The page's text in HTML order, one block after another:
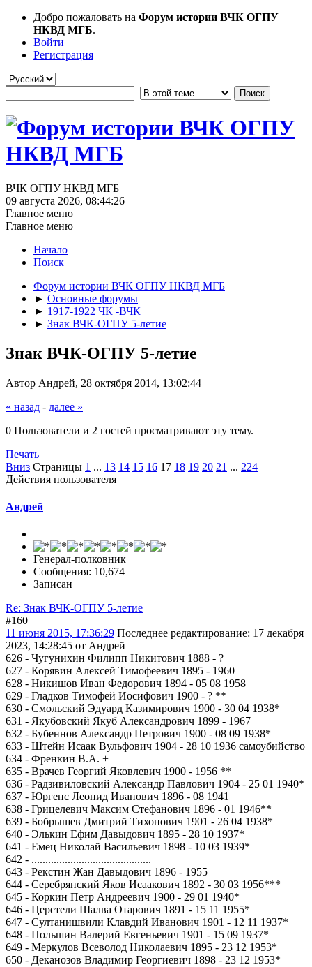
Добро пожаловать на Форум истории ВЧК ОГПУ
НКВД МГБ.
Войти
Регистрация
ВЧК ОГПУ НКВД МГБ
09 августа 2026, 08:44:26
Главное меню
Главное меню
Начало
Поиск
Форум истории ВЧК ОГПУ НКВД МГБ
► Основные форумы
► 1917-1922 ЧК -ВЧК
► Знак ВЧК-ОГПУ 5-летие
Знак ВЧК-ОГПУ 5-летие
Автор Андрей, 28 октября 2014, 13:02:44
« назад - далее »
0 Пользователи и 2 гостей просматривают эту тему.
Печать
Вниз Страницы 1 ... 13 14 15 16 17 18 19 20 21 ... 224
Действия пользователя
Андрей
Генерал-полковник
Сообщения: 10,674
Записан
Re: Знак ВЧК-ОГПУ 5-летие
#160
11 июня 2015, 17:36:29 Последнее редактирование: 17 декабря
2023, 14:28:45 от Андрей
626 - Чугунихин Филипп Никитович 1888 - ?
627 - Корявин Алексей Тимофеевич 1895 - 1960
628 - Никишов Иван Федорович 1894 - 05 08 1958
629 - Гладков Тимофей Иосифович 1900 - ? **
630 - Смольский Эдуард Казимирович 1900 - 30 04 1938*
631 - Якубовский Якуб Александрович 1899 - 1967
632 - Бубеннов Александр Петрович 1900 - 08 09 1938*
633 - Штейн Исаак Вульфович 1904 - 28 10 1936 самоубийство
634 - Френкин В.А. +
635 - Врачев Георгий Яковлевич 1900 - 1956 **
636 - Радзивиловский Александр Павлович 1904 - 25 01 1940*
637 - Юргенс Леонид Иванович 1896 - 08 1941
638 - Грицелевич Максим Стефанович 1896 - 01 1946**
639 - Бобрышев Дмитрий Тихонович 1901 - 26 04 1938*
640 - Элькин Ефим Давыдович 1895 - 28 10 1937*
641 - Емец Николай Васильевич 1898 - 10 03 1939*
642 - ...........................................
643 - Рекстин Жан Давыдович 1896 - 1955
644 - Серебрянский Яков Исаакович 1892 - 30 03 1956***
645 - Коркин Петр Андреевич 1900 - 29 01 1940*
646 - Церетели Шалва Отарович 1891 - 15 11 1955*
647 - Султанишвили Клавдий Иванович 1901 - 12 11 1937*
648 - Польшин Валерий Евгеньевич 1901 - 15 09 1937*
649 - Меркулов Всеволод Николаевич 1895 - 23 12 1953*
650 - Деканозов Владимир Георгиевич 1898 - 23 12 1953*